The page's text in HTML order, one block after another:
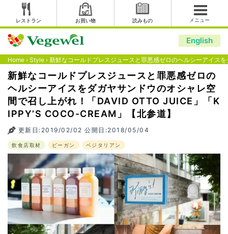
レストラン お買い物 読みもの メニュー
English
Home › Style › 新鮮なコールドプレスジュースと罪悪感ゼロのヘルシーアイス
新鮮なコールドプレスジュースと罪悪感ゼロの
ヘルシーアイスをダガヤサンドウのオシャレ空
間で召し上がれ！「DAVID OTTO JUICE」「K
IPPY’S COCO-CREAM」【北参道】
更新日:2019/02/02 公開日:2018/05/04
飲食店取材 ビーガン ベジタリアン